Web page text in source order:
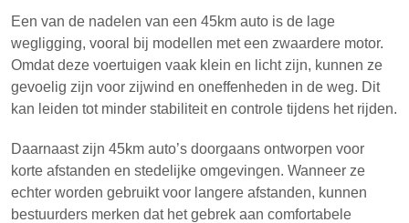
Een van de nadelen van een 45km auto is de lage
wegligging, vooral bij modellen met een zwaardere motor.
Omdat deze voertuigen vaak klein en licht zijn, kunnen ze
gevoelig zijn voor zijwind en oneffenheden in de weg. Dit
kan leiden tot minder stabiliteit en controle tijdens het rijden.
Daarnaast zijn 45km auto’s doorgaans ontworpen voor
korte afstanden en stedelijke omgevingen. Wanneer ze
echter worden gebruikt voor langere afstanden, kunnen
bestuurders merken dat het gebrek aan comfortabele